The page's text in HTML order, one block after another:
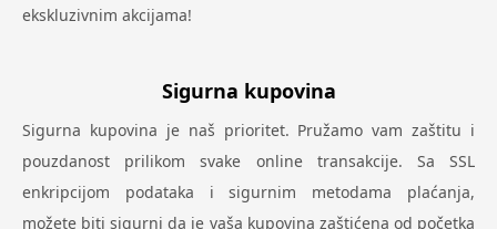
ekskluzivnim akcijama!
Sigurna kupovina
Sigurna kupovina je naš prioritet. Pružamo vam zaštitu i
pouzdanost prilikom svake online transakcije. Sa SSL
enkripcijom podataka i sigurnim metodama plaćanja,
možete biti sigurni da je vaša kupovina zaštićena od početka